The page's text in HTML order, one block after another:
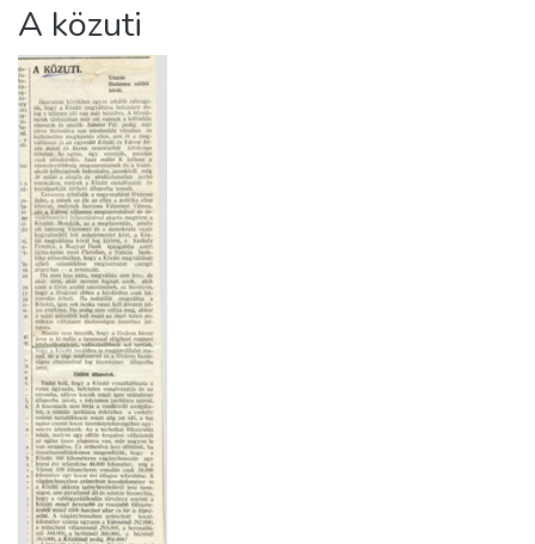
Statistics
About us
A közuti